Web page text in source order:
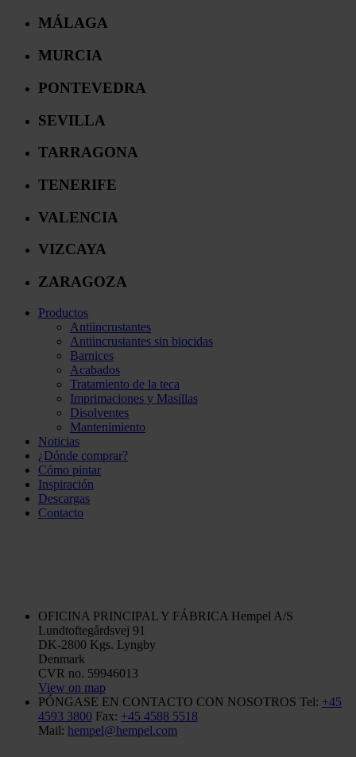
MÁLAGA
MURCIA
PONTEVEDRA
SEVILLA
TARRAGONA
TENERIFE
VALENCIA
VIZCAYA
ZARAGOZA
Productos
Antiincrustantes
Antiincrustantes sin biocidas
Barnices
Acabados
Tratamiento de la teca
Imprimaciones y Masillas
Disolventes
Mantenimiento
Noticias
¿Dónde comprar?
Cómo pintar
Inspiración
Descargas
Contacto
OFICINA PRINCIPAL Y FÁBRICA Hempel A/S
Lundtoftegårdsvej 91
DK-2800 Kgs. Lyngby
Denmark
CVR no. 59946013
View on map
PÓNGASE EN CONTACTO CON NOSOTROS Tel: +45
4593 3800 Fax: +45 4588 5518
Mail: hempel@hempel.com